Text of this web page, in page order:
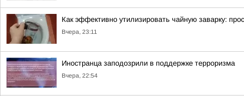
Как эффективно утилизировать чайную заварку:
Вчера, 23:11
Иностранца заподозрили в поддержке терроризма
Вчера, 22:54